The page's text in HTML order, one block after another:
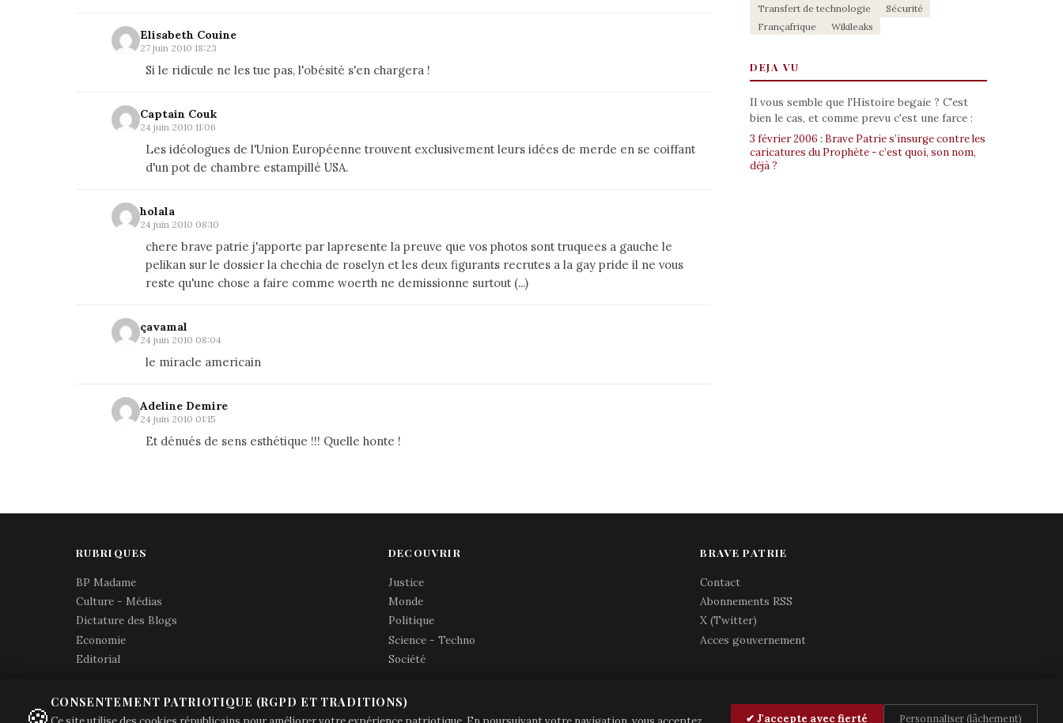
Elisabeth Couine
27 juin 2010 18:23
Si le ridicule ne les tue pas, l'obésité s'en chargera !
Captain Couk
24 juin 2010 11:06
Les idéologues de l'Union Européenne trouvent exclusivement leurs idées de merde en se coiffant
d'un pot de chambre estampillé USA.
holala
24 juin 2010 08:10
chere brave patrie j'apporte par lapresente la preuve que vos photos sont truquees a gauche le
pelikan sur le dossier la chechia de roselyn et les deux figurants recrutes a la gay pride il ne vous
reste qu'une chose a faire comme woerth ne demissionne surtout (...)
çavamal
24 juin 2010 08:04
le miracle americain
Adeline Demire
24 juin 2010 01:15
Et dénués de sens esthétique !!! Quelle honte !
Transfert de technologie
Sécurité
Françafrique
Wikileaks
DEJA VU
Il vous semble que l'Histoire begaie ? C'est
bien le cas, et comme prevu c'est une farce :
3 février 2006 : Brave Patrie s’insurge contre les
caricatures du Prophète - c’est quoi, son nom,
déjà ?
RUBRIQUES
BP Madame
Culture - Médias
Dictature des Blogs
Economie
Editorial
DECOUVRIR
Justice
Monde
Politique
Science - Techno
Société
BRAVE PATRIE
Contact
Abonnements RSS
X (Twitter)
Acces gouvernement
CONSENTEMENT PATRIOTIQUE (RGPD ET TRADITIONS)
✔ J'accepte avec fierté Personnaliser (lâchement)